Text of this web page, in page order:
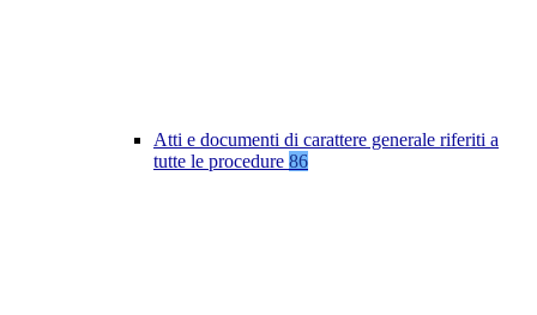
Atti e documenti di carattere generale riferiti a
tutte le procedure 86